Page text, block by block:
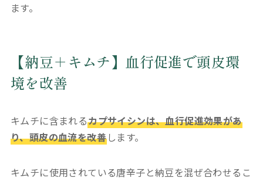
ます。
【納豆＋キムチ】血行促進で頭皮環
境を改善
キムチに含まれるカプサイシンは、血行促進効果があ
り、頭皮の血流を改善します。
キムチに使用されている唐辛子と納豆を混ぜ合わせるこ